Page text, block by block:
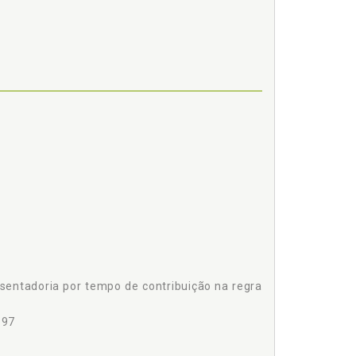
por tempo de contribuição na regra